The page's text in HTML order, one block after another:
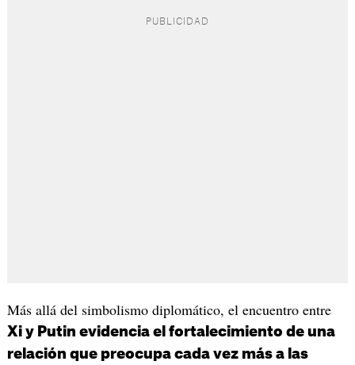
Más allá del simbolismo diplomático, el encuentro entre
Xi y Putin evidencia el fortalecimiento de una
relación que preocupa cada vez más a las